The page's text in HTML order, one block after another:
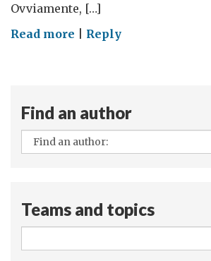
Ovviamente, […]
Read more on
a
di
Reply
Find an author
Teams and topics